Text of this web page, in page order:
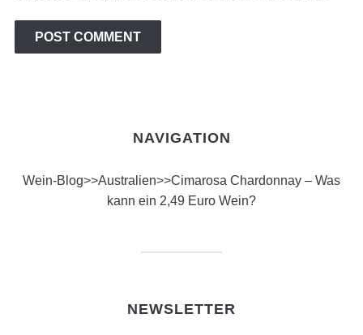
NAVIGATION
Wein-Blog>>Australien>>Cimarosa Chardonnay – Was
kann ein 2,49 Euro Wein?
NEWSLETTER